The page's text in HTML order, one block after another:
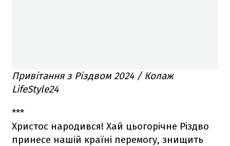
Привітання з Різдвом 2024 / Колаж
LifeStyle24
***
Христос народився! Хай цьогорічне Різдво
принесе нашій країні перемогу, знищить